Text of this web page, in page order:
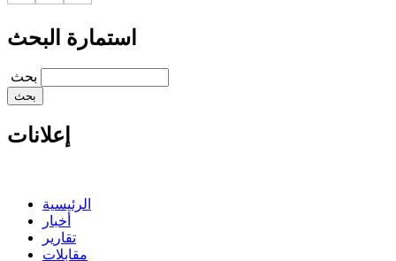
استمارة البحث
‏بحث ‏
إعلانات
الرئيسية
أخبار
تقارير
مقابلات